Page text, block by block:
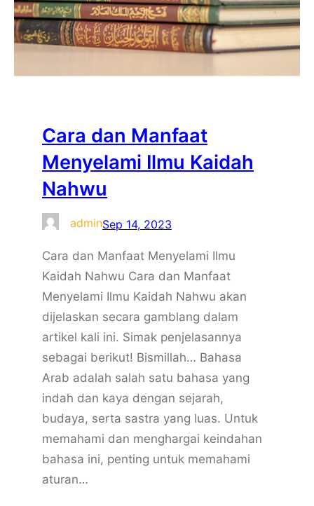
Cara dan Manfaat
Menyelami Ilmu Kaidah
Nahwu
adminSep 14, 2023
Cara dan Manfaat Menyelami Ilmu
Kaidah Nahwu Cara dan Manfaat
Menyelami Ilmu Kaidah Nahwu akan
dijelaskan secara gamblang dalam
artikel kali ini. Simak penjelasannya
sebagai berikut! Bismillah… Bahasa
Arab adalah salah satu bahasa yang
indah dan kaya dengan sejarah,
budaya, serta sastra yang luas. Untuk
memahami dan menghargai keindahan
bahasa ini, penting untuk memahami
aturan…